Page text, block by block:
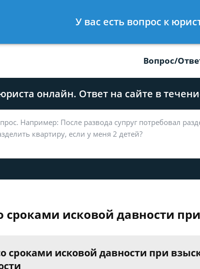
8 812 509-27-47
Вопрос/
онлайн. Ответ на сайте в
сроками исковой давности
сроками исковой давности при
У вас есть вопрос к